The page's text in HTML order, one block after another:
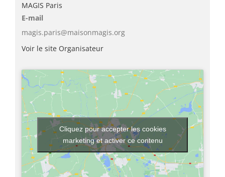
MAGIS Paris
E-mail
magis.paris@maisonmagis.org
Voir le site Organisateur
Cliquez pour accepter les cookies
marketing et activer ce contenu